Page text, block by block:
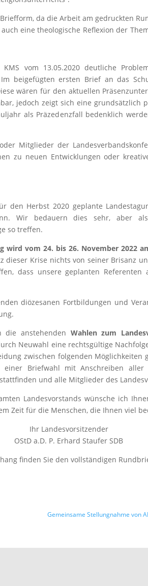
da die Arbeit am gedruckten
eine theologische Reflexion der
vom 13.05.2020 deutliche
beigefügten ersten Brief an das
wären für den aktuellen
jedoch zeigt sich eine grundsätzlich
als Präzedenzfall bedenklich
Mitglieder der
zu neuen Entwicklungen oder
Herbst 2020 geplante
Wir bedauern dies sehr, aber
so treffen.
wird vom 24. bis 26. November 2022
dieser Krise nichts von seiner Brisanz
dass unsere geplanten
diözesanen Fortbildungen und
die anstehenden Wahlen zum
Neuwahl eine rechtsgültige
zwischen folgenden
Briefwahl mit Anschreiben
und alle Mitglieder des
Landesvorstands wünsche ich
Zeit für die Menschen, die Ihnen viel
Ihr Landesvorsitzender
OStD a.D. P. Erhard Staufer SDB
finden Sie den vollständigen
Gemeinsame Stellungnahme von